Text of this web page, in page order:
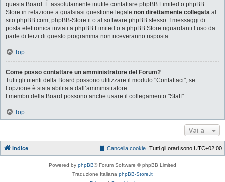
questa Board. È assolutamente inutile contattare phpBB Limited o phpBB
Store in relazione a qualsiasi questione legale non direttamente collegata al
sito phpBB.com, phpBB-Store.it o al software phpBB stesso. I messaggi di
posta elettronica inviati a phpBB Limited o a phpBB Store riguardanti l’uso da
parte di terzi di questo programma non riceveranno risposta.
Top
Come posso contattare un amministratore del Forum?
Tutti gli utenti della Board possono utilizzare il modulo "Contattaci", se
l’opzione è stata abilitata dall’amministratore.
I membri della Board possono anche usare il collegamento "Staff".
Top
Vai a
Indice Tutti gli orari sono UTC+02:00
Cancella cookie
Powered by phpBB® Forum Software © phpBB Limited
Traduzione Italiana phpBB-Store.it